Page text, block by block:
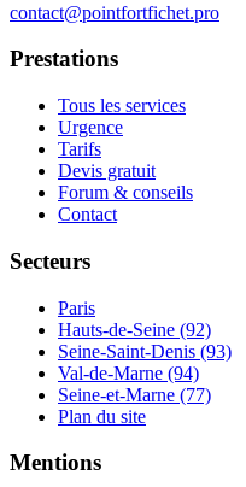
contact@pointfortfichet.pro
Prestations
Tous les services
Urgence
Tarifs
Devis gratuit
Forum & conseils
Contact
Secteurs
Paris
Hauts-de-Seine (92)
Seine-Saint-Denis (93)
Val-de-Marne (94)
Seine-et-Marne (77)
Plan du site
Mentions